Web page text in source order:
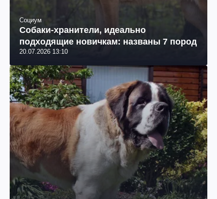
Социум
Собаки-хранители, идеально
подходящие новичкам: названы 7 пород
20.07.2026 13:10